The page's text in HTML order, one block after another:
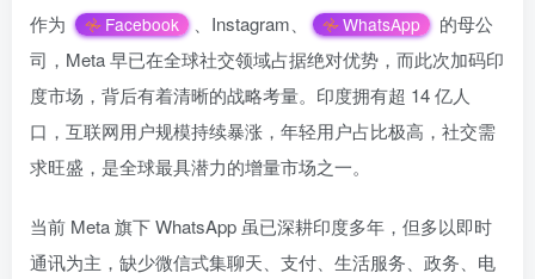
作为 Facebook 、Instagram、 WhatsApp
的母公
司，Meta 早已在全球社交领域占据绝对优势，而此次加码印
度市场，背后有着清晰的战略考量。印度拥有超 14 亿人
口，互联网用户规模持续暴涨，年轻用户占比极高，社交需
求旺盛，是全球最具潜力的增量市场之一。
当前 Meta 旗下 WhatsApp 虽已深耕印度多年，但多以即时
通讯为主，缺少微信式集聊天、支付、生活服务、政务、电